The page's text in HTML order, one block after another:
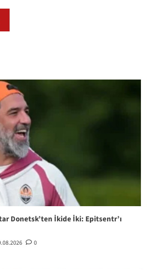
Donetsk’ten İkide İki: Epitsentr’ı
0